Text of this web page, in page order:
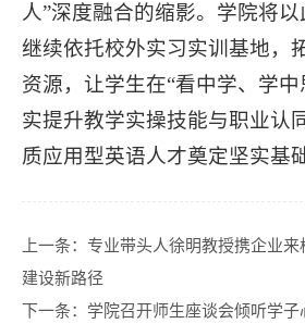
人”深度融合的缩影。学院将以
继续依托校外实习实训基地，
资源，让学生在“看中学、学
实提升教学实操技能与职业认
质应用型英语人才奠定坚实基础
上一条： 专业带头人徐明教授携企业来
建设新路径
下一条： 学院召开师生座谈会倾听学子